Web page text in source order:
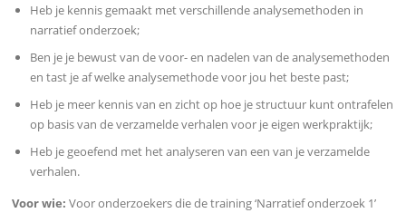
Heb je kennis gemaakt met verschillende analysemethoden in
narratief onderzoek;
Ben je je bewust van de voor- en nadelen van de analysemethoden
en tast je af welke analysemethode voor jou het beste past;
Heb je meer kennis van en zicht op hoe je structuur kunt ontrafelen
op basis van de verzamelde verhalen voor je eigen werkpraktijk;
Heb je geoefend met het analyseren van een van je verzamelde
verhalen.
Voor wie: Voor onderzoekers die de training ‘Narratief onderzoek 1’